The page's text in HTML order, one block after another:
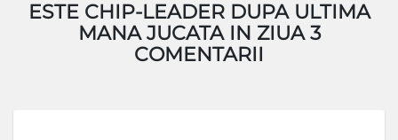
ESTE CHIP-LEADER DUPA ULTIMA
MANA JUCATA IN ZIUA 3
COMENTARII